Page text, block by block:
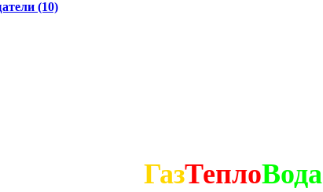
(10)
ГазТеплоВода